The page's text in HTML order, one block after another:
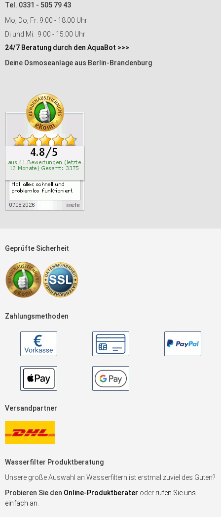
Tel. 0331 - 505 79 43
Mo, Do, Fr: 9:00 - 18:00 Uhr
Di und Mi: 9:00 - 15:00 Uhr
24/7 Beratung durch den AquaBot >>>
Deine Osmoseanlage aus Berlin-Brandenburg
Geprüfte Sicherheit
Zahlungsmethoden
Versandpartner
Wasserfilter Produktberatung
Unsere große Auswahl an Wasserfiltern ist erstmal zuviel des Guten?
Probieren Sie den Online-Produktberater oder rufen Sie uns
einfach an